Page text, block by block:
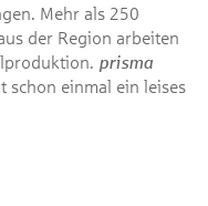
Mehr als 250
der Region arbeiten
prisma
schon einmal ein leises